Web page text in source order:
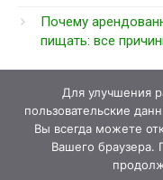
Почему
пищать: все
Для улучшения
пользовательские
Вы всегда можете
Вашего браузера.